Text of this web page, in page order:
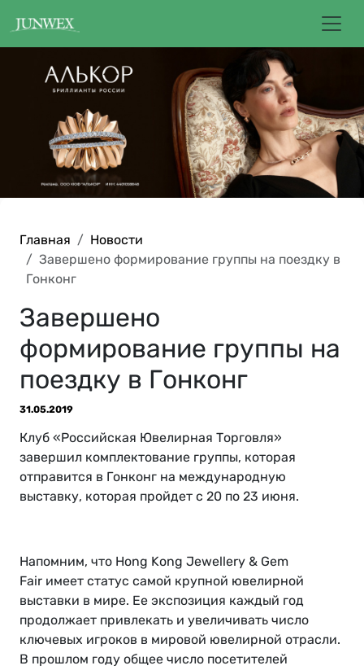
Главная
Новости
Завершено формирование группы на поездку в
Гонконг
Завершено
формирование группы на
поездку в Гонконг
31.05.2019
Клуб «Российская Ювелирная Торговля»
завершил комплектование группы, которая
отправится в Гонконг на международную
выставку, которая пройдет c 20 по 23 июня.
Напомним, что Hong Kong Jewellery & Gem
Fair имеет статус самой крупной ювелирной
выставки в мире. Ее экспозиция каждый год
продолжает привлекать и увеличивать число
ключевых игроков в мировой ювелирной отрасли.
В прошлом году общее число посетителей